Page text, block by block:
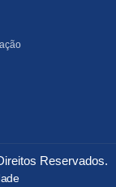
Reservados.